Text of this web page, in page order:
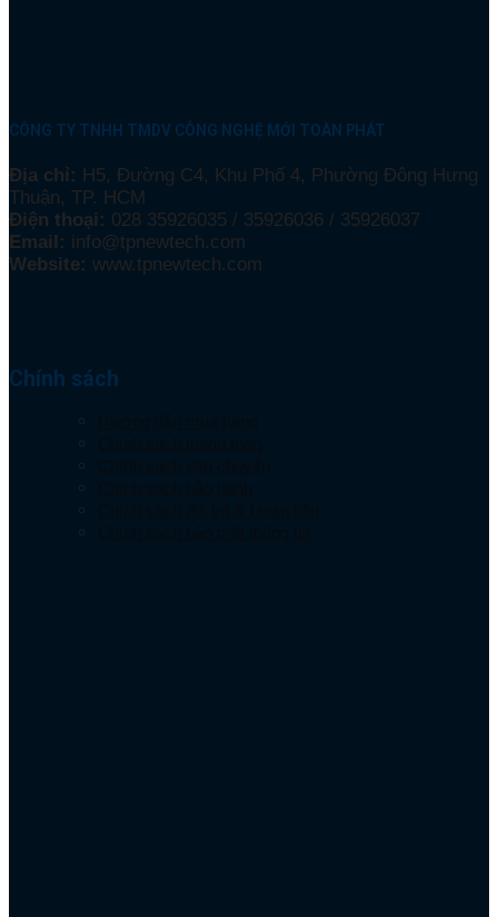
CÔNG TY TNHH TMDV CÔNG NGHỆ MỚI TOÀN PHÁT
Địa chỉ: H5, Đường C4, Khu Phố 4, Phường Đông Hưng
Thuận, TP. HCM
Điện thoại: 028 35926035 / 35926036 / 35926037
Email: info@tpnewtech.com
Website: www.tpnewtech.com
Chính sách